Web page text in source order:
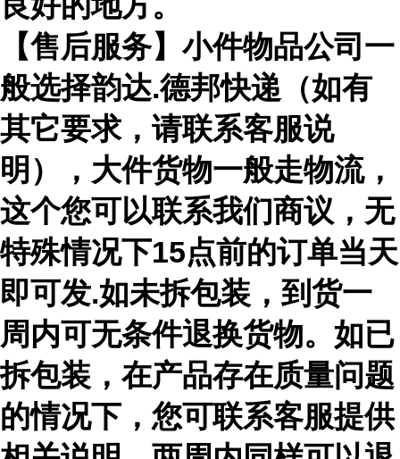
【售后服务】小件物品公司一
般选择韵达.德邦快递（如有
其它要求，请联系客服说
明），大件货物一般走物流，
这个您可以联系我们商议，无
特殊情况下15点前的订单当天
即可发.如未拆包装，到货一
周内可无条件退换货物。如已
拆包装，在产品存在质量问题
的情况下，您可联系客服提供